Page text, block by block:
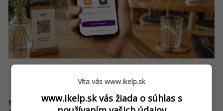
Prečo hostia oceňujú QR objednávanie?
Mobilný telefón je dnes prirodzenou súčasťou každodenného
Víta vás www.ikelp.sk
www.ikelp.sk vás žiada o súhlas s